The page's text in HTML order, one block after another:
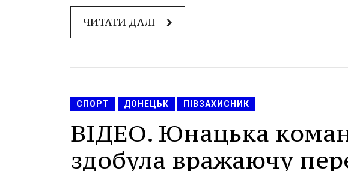
ЧИТАТИ ДАЛІ
СПОРТ ДОНЕЦЬК ПІВЗАХИСНИК
ВІДЕО. Юнацька
здобула вражаючу